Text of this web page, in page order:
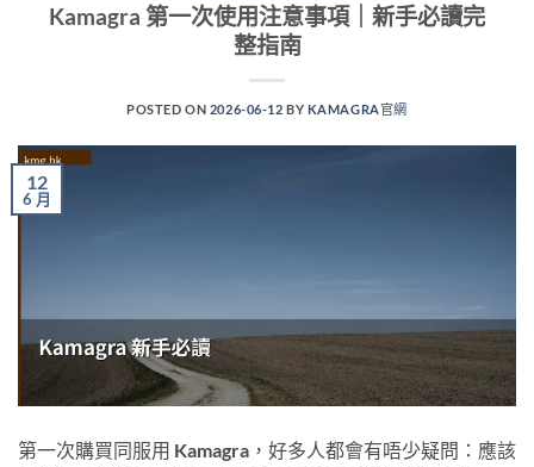
Kamagra 第一次使用注意事項｜新手必讀完
整指南
POSTED ON 2026-06-12 BY KAMAGRA官網
12
6 月
第一次購買同服用 Kamagra，好多人都會有唔少疑問：應該